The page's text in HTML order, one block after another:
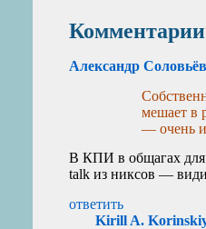
Комментарии
Александр Соловьёв
мешает в
— очень
В КПИ в общагах для
talk из никсов —
ответить
Kirill A.